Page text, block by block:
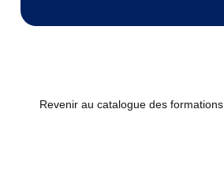
Revenir au catalogue des formations